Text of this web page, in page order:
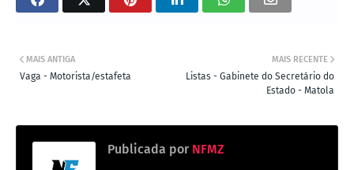
MAIS RECENTE
Listas - Gabinete do Secretário do
Estado - Matola
MAIS ANTIGA
Vaga - Motorista/estafeta
Publicada por NFMZ